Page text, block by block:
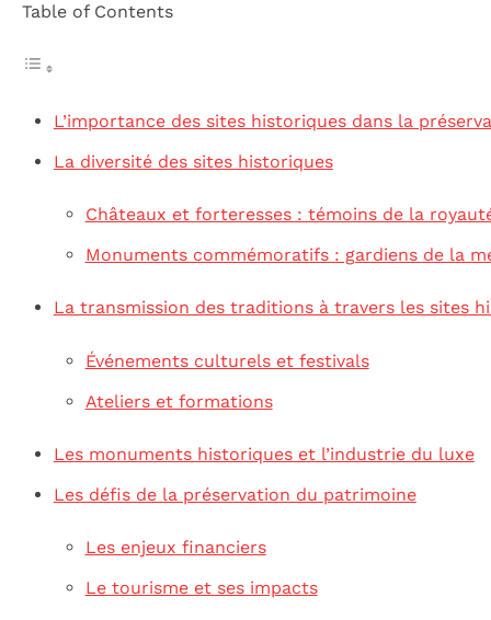
Table of Contents
L’importance des sites historiques dans la
La diversité des sites historiques
Châteaux et forteresses : témoins de la
Monuments commémoratifs : gardiens de la
La transmission des traditions à travers les sites
Événements culturels et festivals
Ateliers et formations
Les monuments historiques et l’industrie du luxe
Les défis de la préservation du patrimoine
Les enjeux financiers
Le tourisme et ses impacts